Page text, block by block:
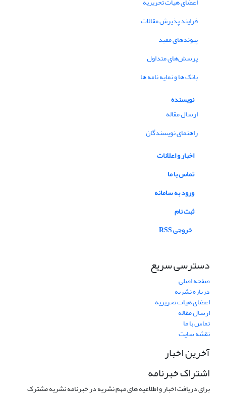
فرایند پذیرش مقالات
پیوندهای مفید
پرسش‌های متداول
بانک ها و نمایه نامه ها
نویسنده
ارسال مقاله
راهنمای نویسندگان
اخبار و اعلانات
تماس با ما
ورود به سامانه
ثبت نام
خروجی RSS
دسترسی سریع
صفحه اصلی
درباره نشریه
اعضای هیات تحریریه
ارسال مقاله
تماس با ما
نقشه سایت
آخرین اخبار
اشتراک خبرنامه
برای دریافت اخبار و اطلاعیه های مهم نشریه در خبرنامه نشریه مشترک